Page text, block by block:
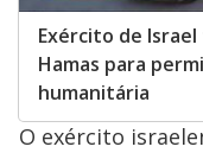
Exército de
Hamas para
humanitária
O exército